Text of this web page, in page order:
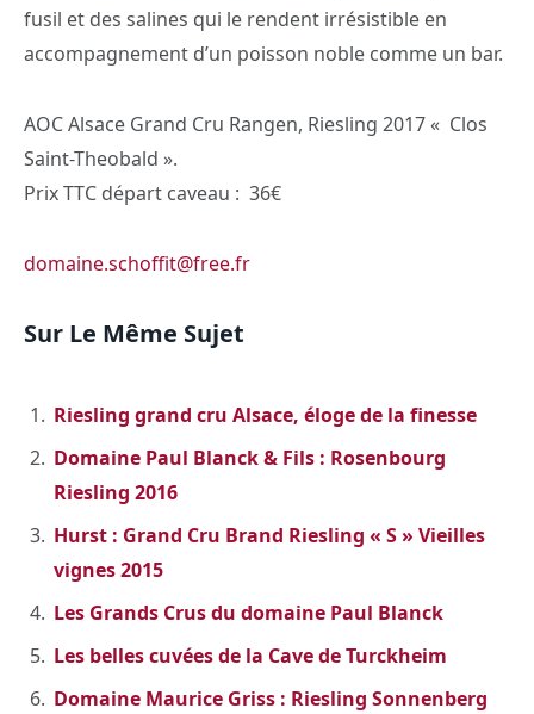
fusil et des salines qui le rendent irrésistible en
accompagnement d’un poisson noble comme un bar.
AOC Alsace Grand Cru Rangen, Riesling 2017 « Clos
Saint-Theobald ».
Prix TTC départ caveau : 36€
domaine.schoffit@free.fr
Sur Le Même Sujet
Riesling grand cru Alsace, éloge de la finesse
Domaine Paul Blanck & Fils : Rosenbourg
Riesling 2016
Hurst : Grand Cru Brand Riesling « S » Vieilles
vignes 2015
Les Grands Crus du domaine Paul Blanck
Les belles cuvées de la Cave de Turckheim
Domaine Maurice Griss : Riesling Sonnenberg